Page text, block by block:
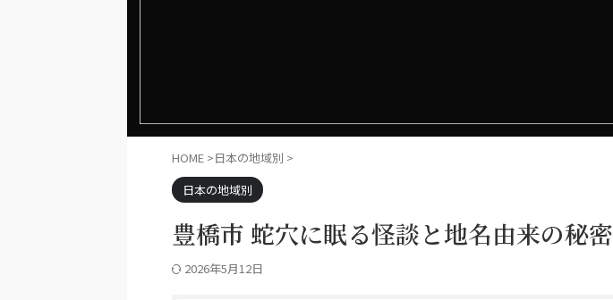
HOME >日本の地域別 >
日本の地域別
豊橋市 蛇穴に眠る怪談と地名由来の秘密
2026年5月12日